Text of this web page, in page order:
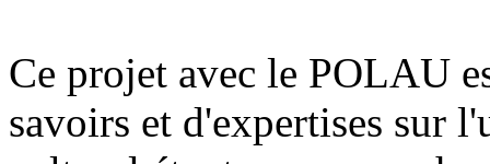
Ce projet avec le POLAU
savoirs et d'expertises sur